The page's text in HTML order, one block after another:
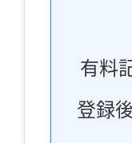
有料
登録